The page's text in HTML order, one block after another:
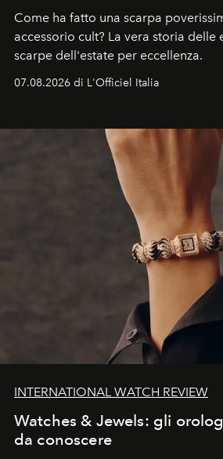
Come ha fatto una scarpa
accessorio cult? La vera storia delle
scarpe dell'estate per eccellenza.
07.08.2026 di L'Officiel Italia
INTERNATIONAL WATCH REVIEW
Watches & Jewels: gli
da conoscere